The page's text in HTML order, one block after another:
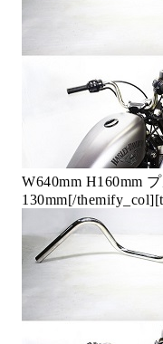
W640mm H160mm
130mm[/